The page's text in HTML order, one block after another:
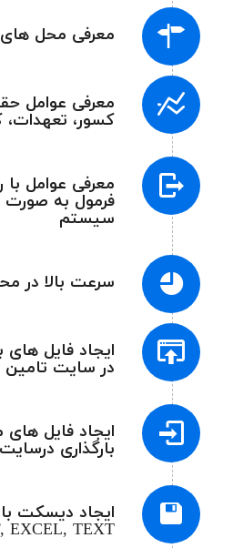
معرفی محل
معرفی عوامل
كسور، تعهدات،
معرفی عوامل
فرمول به صورت
سیستم
سرعت بالا در
ایجاد فایل
در سایت تامین
ایجاد فایل
بارگذاری
ایجاد دیسکت
EXCEL, TEXT)